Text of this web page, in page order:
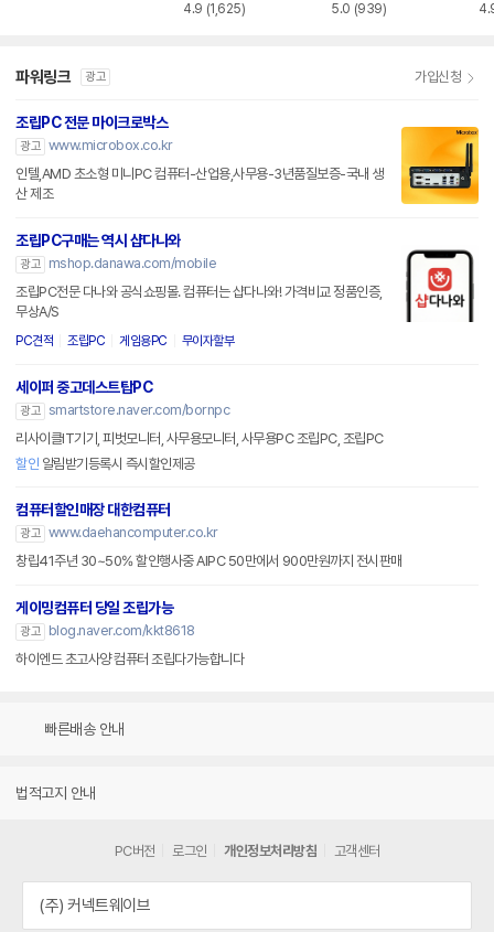
4.9 (1,625) 5.0 (939)
파워링크 광고 가입신청
조립PC 전문 마이크로박스
광고 www.microbox.co.kr
인텔,AMD 초소형 미니PC 컴퓨터-산업용,사무용-3년품질보증-국내 생
산 제조
조립PC구매는 역시 샵다나와
광고
mshop.danawa.com/mobile
조립PC전문 다나와 공식쇼핑몰. 컴퓨터는 샵다나와! 가격비교 정품인증,
무상A/S
PC견적 조립PC 게임용PC 무이자할부
세이퍼 중고데스트탑PC
광고 smartstore.naver.com/bornpc
리사이클IT기기, 피벗모니터, 사무용모니터, 사무용PC 조립PC, 조립PC
할인 알림받기등록시 즉시할인제공
컴퓨터할인매장 대한컴퓨터
광고 www.daehancomputer.co.kr
창립41주년 30~50% 할인행사중 AIPC 50만에서 900만원까지 전시판매
게이밍컴퓨터 당일 조립가능
광고
blog.naver.com/kkt8618
하이엔드 초고사양 컴퓨터 조립다가능합니다
빠른배송 안내
법적고지 안내
PC버전 로그인 개인정보처리방침 고객센터
(주) 커넥트웨이브